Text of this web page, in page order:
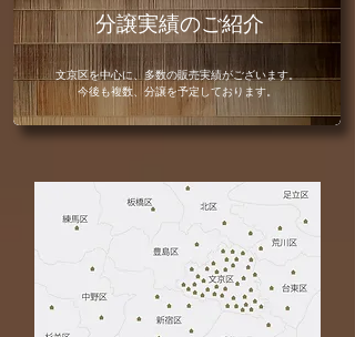
文京区を中心に、多数の販売実績がございます。
今後も複数、分譲を予定しております。
分譲実績のご紹介